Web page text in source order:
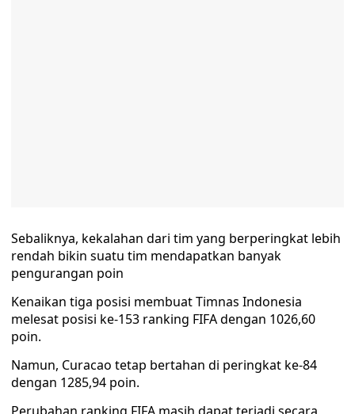
Sebaliknya, kekalahan dari tim yang berperingkat lebih
rendah bikin suatu tim mendapatkan banyak
pengurangan poin
Kenaikan tiga posisi membuat Timnas Indonesia
melesat posisi ke-153 ranking FIFA dengan 1026,60
poin.
Namun, Curacao tetap bertahan di peringkat ke-84
dengan 1285,94 poin.